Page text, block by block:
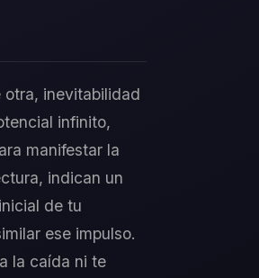
otra, inevitabilidad
infinito,
manifestar la
indican un
de tu
ese impulso.
la caída ni te